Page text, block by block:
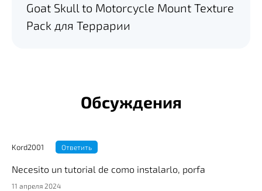
Goat Skull to Motorcycle Mount Texture
Pack для Террарии
Обсуждения
Kord2001 Ответить
Necesito un tutorial de como instalarlo, porfa
11 апреля 2024